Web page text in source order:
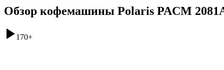
Обзор кофемашины Polaris PACM
170+